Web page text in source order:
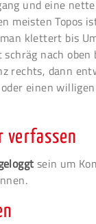
und eine
meisten Topos
klettert bis
nach oben
rechts, dann
einen
verfassen
sein um